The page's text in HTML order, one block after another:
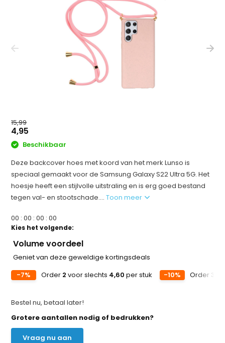
15,99
4,95
Beschikbaar
Deze backcover hoes met koord van het merk Lunso is
speciaal gemaakt voor de Samsung Galaxy S22 Ultra 5G. Het
hoesje heeft een stijlvolle uitstraling en is erg goed bestand
tegen val- en stootschade....Toon meer
00 :00 :00 :00
Kies het volgende:
Volume voordeel
Geniet van deze geweldige kortingsdeals
-7%
Order 2 voor slechts 4,60 per stuk -10% Order 3
Bestel nu, betaal later!
Grotere aantallen nodig of bedrukken?
Vraag nu aan